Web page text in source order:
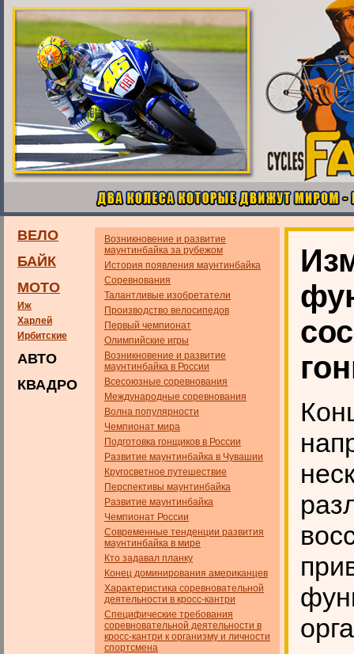
ВЕЛО
БАЙК
МОТО
Иж
Харлей
Ирбитские
АВТО
КВАДРО
Возникновение и развитие
маунтинбайка за рубежом
История появления маунтинбайка
Соревнования
Талантливые изобретатели
Производство велосипедов
Первый чемпионат
Олимпийские игры
Возникновение и развитие
маунтинбайка в России
Всесоюзные соревнования
Международные соревнования
Волна популярности
Чемпионат мира
Подготовка гонщиков в России
Развитие маунтинбайка в Чувашии
Кругосветное путешествие
Перспективы маунтинбайка
Развитие маунтинбайка
Чемпионат России
Современные тенденции развития
маунтинбайка в мире
Кто задавал планку
Конец доминирования американцев
Характеристика соревновательной
деятельности в кросс-кантри
Специфические требования
соревновательной деятельности в
кросс-кантри к организму и личности
спортсмена